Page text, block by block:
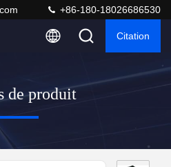
+86-180-18026686530
Citation
de produit